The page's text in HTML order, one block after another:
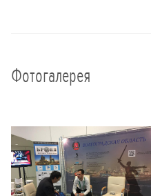
Фотогалерея